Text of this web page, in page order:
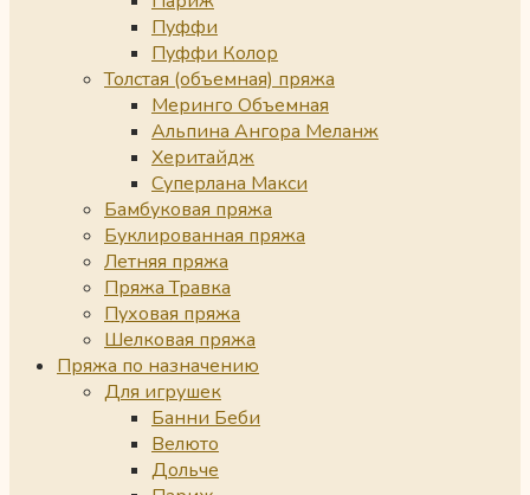
Пуффи
Пуффи Колор
Толстая (объемная) пряжа
Меринго Объемная
Альпина Ангора Меланж
Херитайдж
Суперлана Макси
Бамбуковая пряжа
Буклированная пряжа
Летняя пряжа
Пряжа Травка
Пуховая пряжа
Шелковая пряжа
Пряжа по назначению
Для игрушек
Банни Беби
Велюто
Дольче